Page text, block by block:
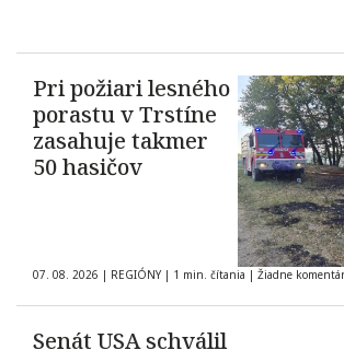
Pri požiari lesného
porastu v Trstíne
zasahuje takmer
50 hasičov
07. 08. 2026 | REGIÓNY | 1 min. čítania | Žiadne
Senát USA schválil